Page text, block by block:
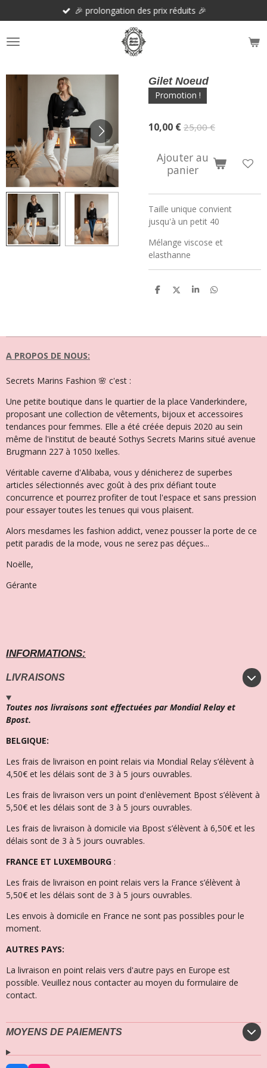
au
contenu
principal
🎉 prolongation des prix réduits 🎉
Gilet Noeud
Promotion !
10,00 € 25,00 €
Ajouter au
panier
Taille unique convient
jusqu'à un petit 40
Mélange viscose et
elasthanne
P
g
P
g
P
g
P
g
A PROPOS DE NOUS:
Secrets Marins Fashion 🌸 c'est :
Une petite boutique dans le quartier de la place Vanderkindere,
proposant une collection de vêtements, bijoux et accessoires
tendances pour femmes. Elle a été créée depuis 2020 au sein
même de l'institut de beauté Sothys Secrets Marins situé avenue
Brugmann 227 à 1050 Ixelles.
Véritable caverne d'Alibaba, vous y dénicherez de superbes
articles sélectionnés avec goût à des prix défiant toute
concurrence et pourrez profiter de tout l'espace et sans pression
pour essayer toutes les tenues qui vous plaisent.
Alors mesdames les fashion addict, venez pousser la porte de ce
petit paradis de la mode, vous ne serez pas déçues...
Noëlle,
Gérante
INFORMATIONS:
LIVRAISONS
Toutes nos livraisons sont effectuées par Mondial Relay et
Bpost.
BELGIQUE:
Les frais de livraison en point relais via Mondial Relay s’élèvent à
4,50€ et les délais sont de 3 à 5 jours ouvrables.
Les frais de livraison vers un point d'enlèvement Bpost s’élèvent à
5,50€ et les délais sont de 3 à 5 jours ouvrables.
Les frais de livraison à domicile via Bpost s’élèvent à 6,50€ et les
délais sont de 3 à 5 jours ouvrables.
FRANCE ET LUXEMBOURG :
Les frais de livraison en point relais vers la France s’élèvent à
5,50€ et les délais sont de 3 à 5 jours ouvrables.
Les envois à domicile en France ne sont pas possibles pour le
moment.
AUTRES PAYS:
La livraison en point relais vers d'autre pays en Europe est
possible. Veuillez nous contacter au moyen du formulaire de
contact.
MOYENS DE PAIEMENTS